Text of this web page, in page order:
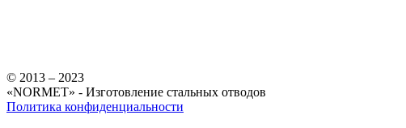
© 2013 – 2023
«NORMET» - Изготовление стальных отводов
Политика конфиденциальности